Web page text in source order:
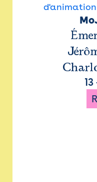
d'animation
13